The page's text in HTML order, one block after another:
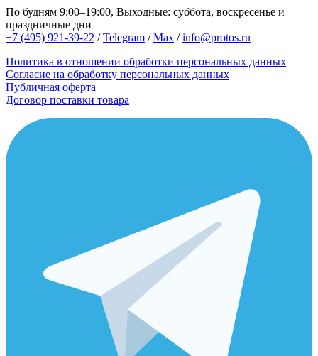
По будням 9:00–19:00, Выходные: суббота, воскресенье и
праздничные дни
+7 (495) 921-39-22 /Telegram /Max /info@protos.ru
Политика в отношении обработки персональных данных
Согласие на обработку персональных данных
Публичная оферта
Договор поставки товара